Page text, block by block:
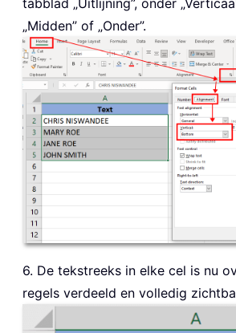
tabblad „Uitlijning”, onder
„Midden” of „Onder”.
6. De tekstreeks in elke cel is nu
regels verdeeld en volledig